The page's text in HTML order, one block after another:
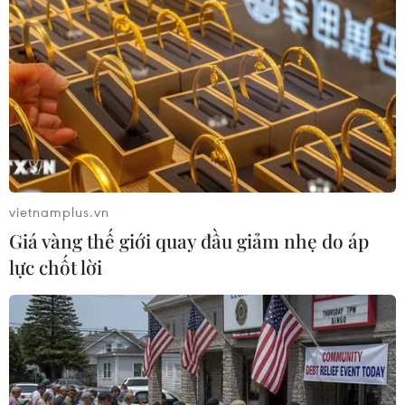
Từ hạt nhân đến eo biển
Hormuz: Đòn bẩy chiến lược mới của
Iran
06/08/2026 04:36
Xung đột Hamas-Israel: Israel chưa
chấp thuận kế hoạch về Dải Gaza
06/08/2026 03:45
Mỹ dỡ bỏ lệnh trừng phạt đối với
hãng hàng không Iraq
06/08/2026 03:34
vietnamplus.vn
Giá vàng thế giới quay đầu giảm nhẹ do áp
lực chốt lời